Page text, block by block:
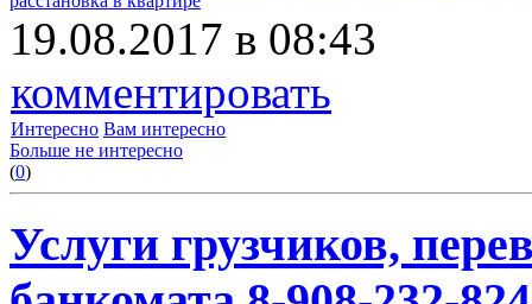
19.08.2017 в 08:43
комментировать
Интересно Вам интересно
Больше не интересно
(0)
Услуги грузчиков,